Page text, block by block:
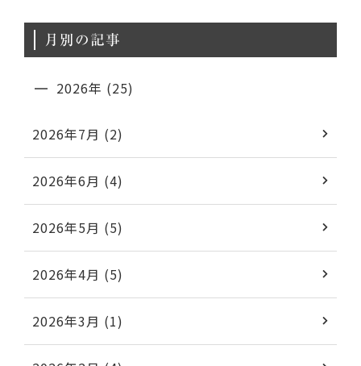
月別の記事
2026年 (25)
2026年7月 (2)
2026年6月 (4)
2026年5月 (5)
2026年4月 (5)
2026年3月 (1)